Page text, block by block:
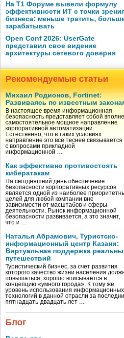
На Т1 Форуме вывели формулу
эффективности ИТ с точки
бизнеса: меньше тратить,
зарабатывать
Open Conf 2026: UserGate
представил свое видение
архитектуры сетевого доверия
Рекомендуемые статьи
Михаил Родионов, Fortinet:
Развиваясь по известным
В настоящее время информационная
безопасность представляет собой вполне
самостоятельное мощное направление
корпоративной автоматизации.
Естественно, что в таких условиях
направление это все теснее связывается
с вопросами прикладной
информационной …
Как эффективно противостоять
кибератакам
На сегодняшний день обеспечение
безопасности корпоративных ресурсов
является одной из наиболее
целей для любой компании вне
зависимости от масштабов и сферы
деятельности. Рынок информационной
безопасности развивается, а это значит,
что и …
Наталья Абрамович, Туристско-
информационный центр Казани:
Виртуальная поддержка
путешествий
Туристический бизнес, за счет развития
которого качество жизни населения
повышаться, хорошо вписывается в
концепцию «умного города». К тому же
уровень использования информационных
технологий в данной отрасли за
пятнадцать-двадцать лет …
Блог